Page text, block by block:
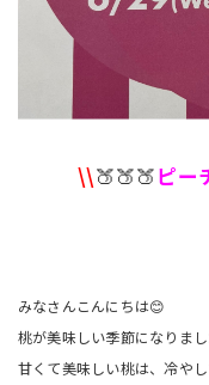
\\🍑🍑🍑ピー
みなさんこんにちは😊
桃が美味しい季節になりまし
甘くて美味しい桃は、冷や